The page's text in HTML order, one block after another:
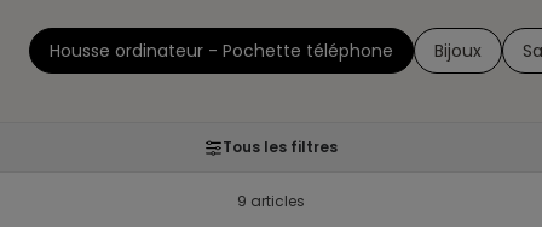
Housse ordinateur - Pochette téléphone Bijoux
Tous les filtres
9 articles